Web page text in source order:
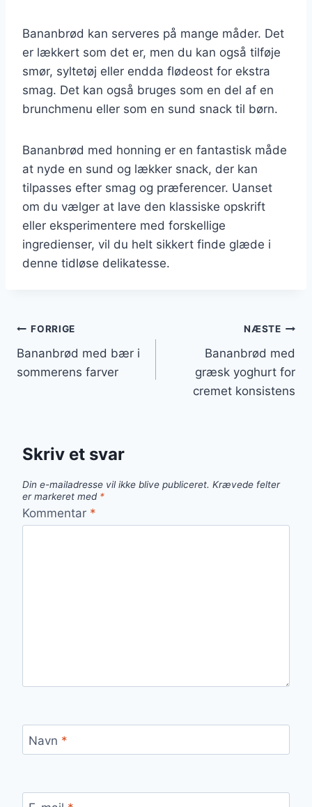
Bananbrød kan serveres på mange måder. Det
er lækkert som det er, men du kan også tilføje
smør, syltetøj eller endda flødeost for ekstra
smag. Det kan også bruges som en del af en
brunchmenu eller som en sund snack til børn.
Bananbrød med honning er en fantastisk måde
at nyde en sund og lækker snack, der kan
tilpasses efter smag og præferencer. Uanset
om du vælger at lave den klassiske opskrift
eller eksperimentere med forskellige
ingredienser, vil du helt sikkert finde glæde i
denne tidløse delikatesse.
Indlægsnavigation
FORRIGE
Bananbrød med bær i
sommerens farver
NÆSTE
Bananbrød med
græsk yoghurt for
cremet konsistens
Skriv et svar
Din e-mailadresse vil ikke blive publiceret. Krævede felter
er markeret med *
Kommentar *
Navn *